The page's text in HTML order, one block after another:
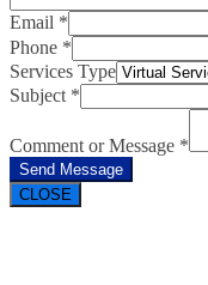
Email *
Phone *
Services Type
Subject *
Comment or Message *
Send Message
CLOSE